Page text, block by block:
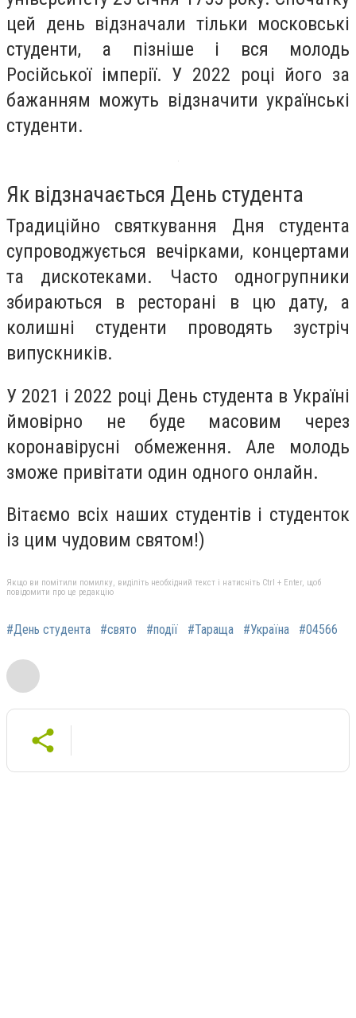
цей день відзначали тільки московські
студенти, а пізніше і вся молодь
Російської імперії. У 2022 році його за
бажанням можуть відзначити українські
студенти.
Як відзначається День студента
Традиційно святкування Дня студента
супроводжується вечірками, концертами
та дискотеками. Часто одногрупники
збираються в ресторані в цю дату, а
колишні студенти проводять зустріч
випускників.
У 2021 і 2022 році День студента в Україні
ймовірно не буде масовим через
коронавірусні обмеження. Але молодь
зможе привітати один одного онлайн.
Вітаємо всіх наших студентів і студенток
із цим чудовим святом!)
Якщо ви помітили помилку, виділіть необхідний текст і натисніть Ctrl + Enter, щоб
повідомити про це редакцію
#День студента #свято #події #Тараща #Україна #04566